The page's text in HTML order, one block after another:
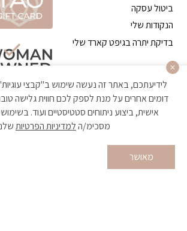
ביטול עסקה
הנקודות שלי
בדיקת יתרה בגיפט קארד שלי
הקניה באתר מאובטחת ועומדת בתקן האבטחה
דומים אחרים על מנת לספק לכם חווית גלישה
אישית, ביצוע ניתוחים סטטיסטיים ועוד.
מסכימ/הלמדיניות הפרטיות
מאושר